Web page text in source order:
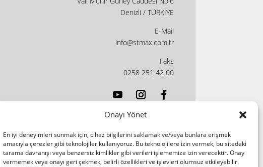
Onayı Yönet
En iyi deneyimleri sunmak için, cihaz bilgilerini saklamak ve/veya bunlara erişmek
amacıyla çerezler gibi teknolojiler kullanıyoruz. Bu teknolojilere izin vermek, bu sitedeki
tarama davranışı veya benzersiz kimlikler gibi verileri işlememize izin verecektir. Onay
vermemek veya onayı geri çekmek, belirli özellikleri ve işlevleri olumsuz etkileyebilir.
Denizli / TÜRKİYE
E-Mail
info@stmax.com.tr
Faks
0258 251 42 00